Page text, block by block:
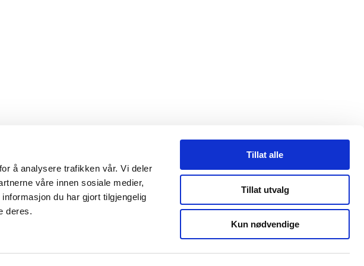
å analysere trafikken vår. Vi deler
våre innen sosiale medier,
du har gjort tilgjengelig
deres.
Tillat alle
Tillat utvalg
Kun nødvendige
ikke en fasit. Gjør alltid egne vurderinger. Tilpass egen risiko i utsatte områder ved å